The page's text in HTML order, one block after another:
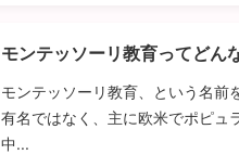
モンテッソーリ教育ってどん
モンテッソーリ教育、という名前
有名ではなく、主に欧米でポピュ
中...